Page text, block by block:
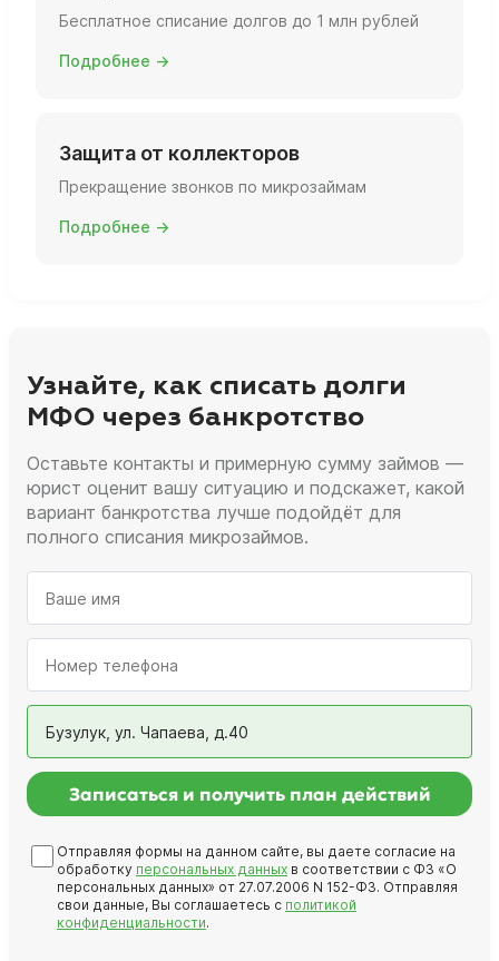
Бесплатное списание долгов до 1 млн рублей
Подробнее →
Защита от коллекторов
Прекращение звонков по микрозаймам
Подробнее →
Узнайте, как списать долги
МФО через банкротство
Оставьте контакты и примерную сумму займов —
юрист оценит вашу ситуацию и подскажет, какой
вариант банкротства лучше подойдёт для
полного списания микрозаймов.
Бузулук, ул. Чапаева, д.40
Записаться и получить план действий
Отправляя формы на данном сайте, вы даете согласие на
обработку персональных данных в соответствии с ФЗ «О
персональных данных» от 27.07.2006 N 152-ФЗ. Отправляя
свои данные, Вы соглашаетесь с политикой
конфиденциальности.